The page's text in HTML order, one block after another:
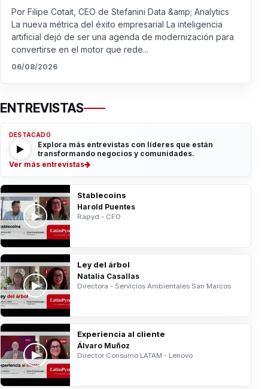
Por Filipe Cotait, CEO de Stefanini Data &amp; Analytics
La nueva métrica del éxito empresarial La inteligencia
artificial dejó de ser una agenda de modernización para
convertirse en el motor que rede...
06/08/2026
ENTREVISTAS
DESTACADO
Explora más entrevistas con líderes que están
transformando negocios y comunidades.
Ver más entrevistas
Stablecoins
Harold Puentes
Rapyd - CFO
Ley del árbol
Natalia Casallas
Directora - Servicios Ambientales San Marcos
Experiencia al cliente
Álvaro Muñoz
Director Consumo LATAM - Lenovo